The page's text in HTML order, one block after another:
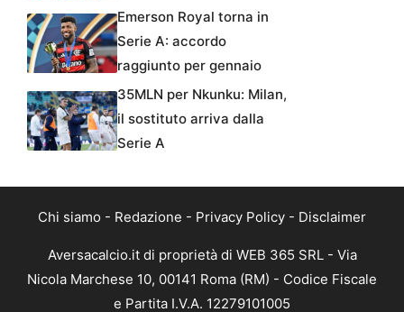
Emerson Royal torna in
Serie A: accordo
raggiunto per gennaio
35MLN per Nkunku: Milan,
il sostituto arriva dalla
Serie A
Chi siamo - Redazione - Privacy Policy - Disclaimer
Aversacalcio.it di proprietà di WEB 365 SRL - Via
Nicola Marchese 10, 00141 Roma (RM) - Codice Fiscale
e Partita I.V.A. 12279101005